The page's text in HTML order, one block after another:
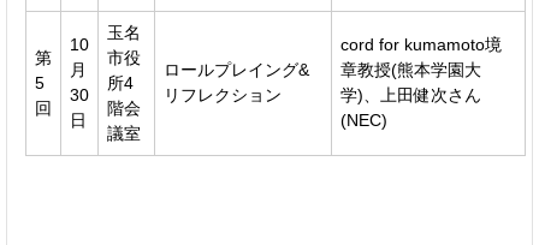
第
5
回
10
月
30
日
玉名
市役
所4
階会
議室
ロールプレイング&
リフレクション
cord for kumamoto境
章教授(熊本学園大
学)、上田健次さん
(NEC)